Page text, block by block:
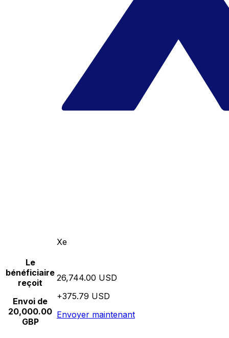
Xe
Le
bénéficiaire
reçoit
Envoi de
20,000.00
GBP
26,744.00 USD
+375.79 USD
Envoyer maintenant